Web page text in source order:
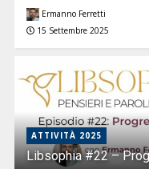
Ermanno Ferretti
15 Settembre 2025
ATTIVITÀ 2025
Libsophia #22 –